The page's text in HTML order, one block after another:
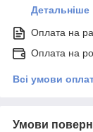
Детальніше
Оплата на
Оплата на
Всі умови
Умови